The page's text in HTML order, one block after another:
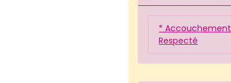
* Accouchement
Respecté